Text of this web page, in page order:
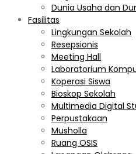
Dunia Usaha dan
Fasilitas
Lingkungan Sekolah
Resepsionis
Meeting Hall
Laboratorium
Koperasi Siswa
Bioskop Sekolah
Multimedia Digital
Perpustakaan
Musholla
Ruang OSIS